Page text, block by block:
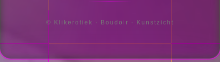
© Klikerotiek · Boudoir · Kunstzicht